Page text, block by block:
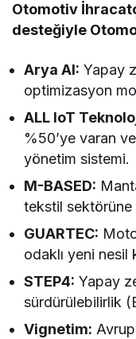
Otomotiv
desteğiyle
Arya AI: Yapay
optimizasyon
ALL IoT
%50’ye varan
yönetim sistemi.
M-BASED:
tekstil sektörüne
GUARTEC:
odaklı yeni nesil
STEP4: Yapay
sürdürülebilirlik
Vignetim: